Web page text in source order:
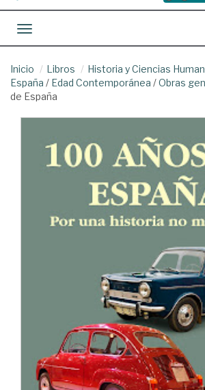
Toggle navigation
Inicio Libros Historia y Ciencias
España / Edad Contemporánea /Obras
de España